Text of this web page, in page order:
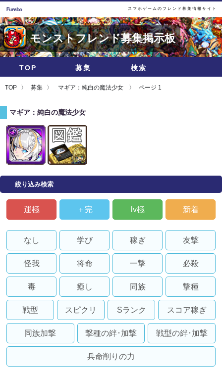
スマホゲームのフレンド募集情報サイト
モンストフレンド募集掲示板
TOP 募集 検索
TOP 募集 マギア：純白の魔法少女 ページ 1
マギア：純白の魔法少女
絞り込み検索
運極 ＋完 lv極 新着
なし 学び 稼ぎ 友撃
怪我 将命 一撃 必殺
毒 癒し 同族 撃種
戦型 スピクリ Sランク スコア稼ぎ
同族加撃 撃種の絆･加撃 戦型の絆･加撃
兵命削りの力